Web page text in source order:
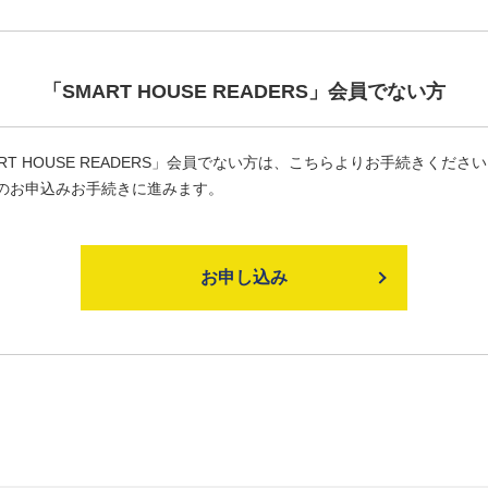
「SMART HOUSE READERS」 会員でない方
HOUSE READERS」会員でない方は、こちらよりお手続きくださ
お申込みお手続きに進みます。
お申し込み